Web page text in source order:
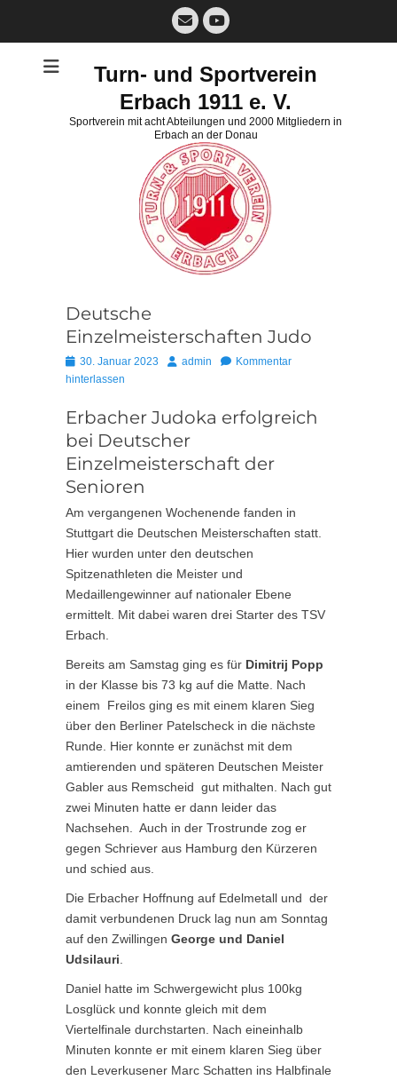
E-
MailYouTube
Turn- und Sportverein
Erbach 1911 e. V.
Sportverein mit acht Abteilungen und 2000 Mitgliedern in
Erbach an der Donau
Deutsche
Einzelmeisterschaften Judo
Posted
on
30. Januar 2023 Autoradmin
Kommentar
hinterlassen
Erbacher Judoka erfolgreich
bei Deutscher
Einzelmeisterschaft der
Senioren
Am vergangenen Wochenende fanden in
Stuttgart die Deutschen Meisterschaften statt.
Hier wurden unter den deutschen
Spitzenathleten die Meister und
Medaillengewinner auf nationaler Ebene
ermittelt. Mit dabei waren drei Starter des TSV
Erbach.
Bereits am Samstag ging es für Dimitrij Popp
in der Klasse bis 73 kg auf die Matte. Nach
einem Freilos ging es mit einem klaren Sieg
über den Berliner Patelscheck in die nächste
Runde. Hier konnte er zunächst mit dem
amtierenden und späteren Deutschen Meister
Gabler aus Remscheid gut mithalten. Nach gut
zwei Minuten hatte er dann leider das
Nachsehen. Auch in der Trostrunde zog er
gegen Schriever aus Hamburg den Kürzeren
und schied aus.
Die Erbacher Hoffnung auf Edelmetall und der
damit verbundenen Druck lag nun am Sonntag
auf den Zwillingen George und Daniel
Udsilauri
Daniel hatte im Schwergewicht plus 100kg
Losglück und konnte gleich mit dem
Viertelfinale durchstarten. Nach eineinhalb
Minuten konnte er mit einem klaren Sieg über
den Leverkusener Marc Schatten ins Halbfinale